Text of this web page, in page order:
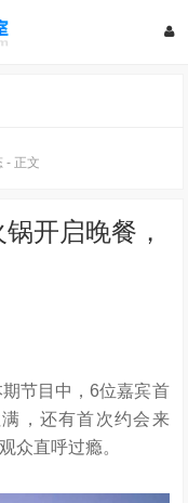
- 正文
开启晚餐，
节目中，6位嘉宾首
，还有首次约会来
众直呼过瘾。